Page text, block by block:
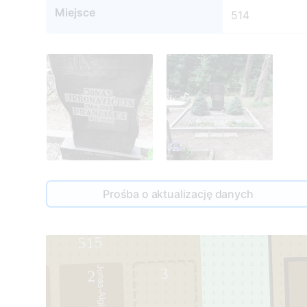
Miejsce 514
Prośba o aktualizację danych
515
2 3
9
3
2
-
2
0
0